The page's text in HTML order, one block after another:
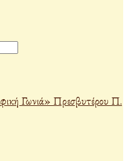
Γωνιά» Πρεσβυτέρου Π.